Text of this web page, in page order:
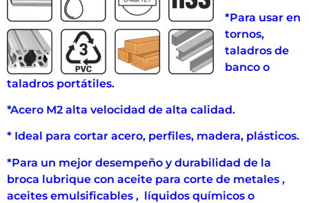
*Para usar en
tornos,
taladros de
banco o
taladros portátiles.
*Acero M2 alta velocidad de alta calidad.
* Ideal para cortar acero, perfiles, madera, plásticos.
*Para un mejor desempeño y durabilidad de la
broca lubrique con aceite para corte de metales ,
aceites emulsificables , líquidos químicos o